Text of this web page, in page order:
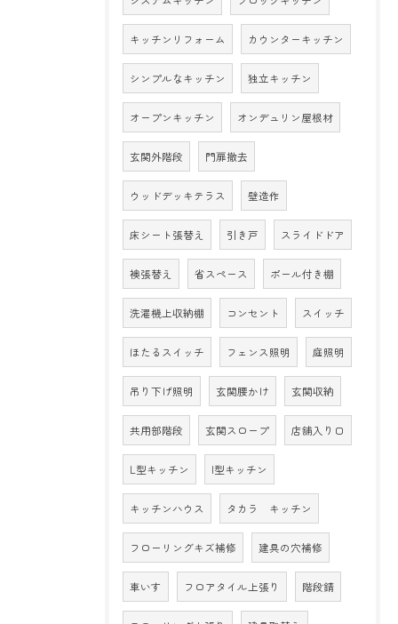
キッチンリフォーム カウンターキッチン
シンプルなキッチン 独立キッチン
オープンキッチン オンデュリン屋根材
玄関外階段 門扉撤去
ウッドデッキテラス 壁造作
床シート張替え 引き戸 スライドドア
襖張替え 省スペース ポール付き棚
洗濯機上収納棚 コンセント スイッチ
ほたるスイッチ フェンス照明 庭照明
吊り下げ照明 玄関腰かけ 玄関収納
共用部階段 玄関スロープ 店舗入り口
L型キッチン I型キッチン
キッチンハウス タカラ キッチン
フローリングキズ補修 建具の穴補修
車いす フロアタイル上張り 階段錆